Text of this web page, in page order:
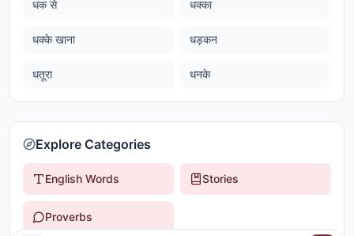
धक से धक्का
धक्के खाना धड़कन
धतूरा धनके
Explore Categories
English Words Stories
Proverbs